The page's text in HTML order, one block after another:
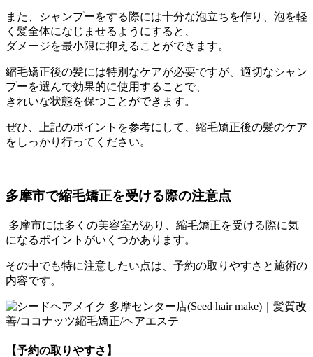
また、 シャンプーをする際には十分な泡立ちを作り、 泡を軽
く髪全体になじませるようにすると、
ダメージを最小限に抑えることができます。
縮毛矯正後の髪には特別なケアが必要ですが、 適切なシャン
プーを選んで効果的に使用することで、
きれいな状態を保つことができます。
ぜひ、 上記のポイントを参考にして、 縮毛矯正後の髪のケア
をしっかり行ってください。
多摩市で縮毛矯正を受ける際の注意点
多摩市には多くの美容室があり、 縮毛矯正を受ける際に気
になるポイントがいくつかあります。
その中でも特に注意したい点は、 予約の取りやすさと施術の
内容です。
【予約の取りやすさ】